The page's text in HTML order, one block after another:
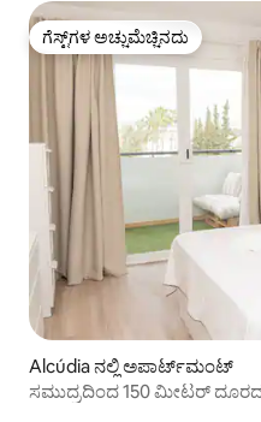
ಗೆಸ್ಟ್‌ಗಳ ಅಚ್ಚುಮೆಚ್ಚಿನದು
ಗೆಸ್ಟ್‌ಗಳ ಅಚ್ಚುಮೆಚ್ಚಿನದು
Alcúdia ನಲ್ಲಿ ಅಪಾರ್ಟ್‌ಮಂಟ್
ಸಮುದ್ರದಿಂದ 150 ಮೀಟರ್